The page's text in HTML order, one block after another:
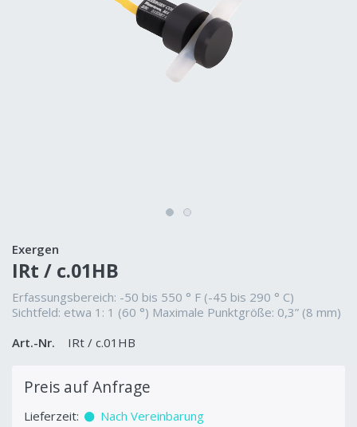
Exergen
IRt / c.01HB
Erfassungsbereich: -50 bis 550 ° F (-45 bis 290 ° C)
Sichtfeld: etwa 1: 1 (60 °) Maximale Punktgröße: 0,3” (8 mm)
Art.-Nr.
IRt / c.01HB
Preis auf Anfrage
Lieferzeit: Nach Vereinbarung